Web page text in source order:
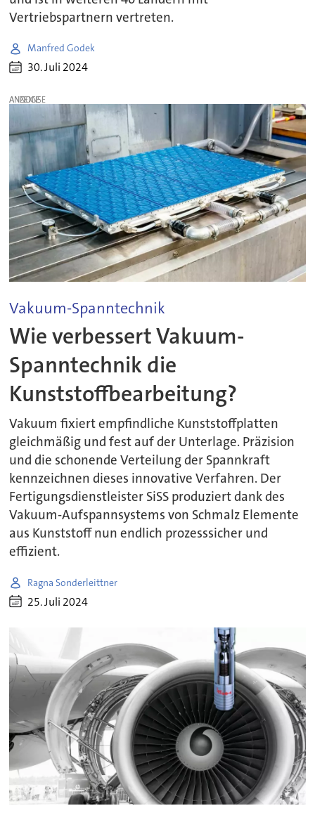
Vertriebspartnern vertreten.
Manfred Godek
30. Juli 2024
ANZEIGE
Vakuum-Spanntechnik
Wie verbessert Vakuum-
Spanntechnik die
Kunststoffbearbeitung?
Vakuum fixiert empfindliche Kunststoffplatten
gleichmäßig und fest auf der Unterlage. Präzision
und die schonende Verteilung der Spannkraft
kennzeichnen dieses innovative Verfahren. Der
Fertigungsdienstleister SiSS produziert dank des
Vakuum-Aufspannsystems von Schmalz Elemente
aus Kunststoff nun endlich prozesssicher und
effizient.
Ragna Sonderleittner
25. Juli 2024